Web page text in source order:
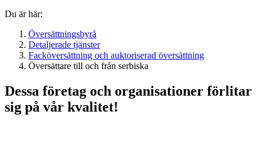
Du är här:
Översättningsbyrå
Detaljerade tjänster
Facköversättning och auktoriserad översättning
Översättare till och från serbiska
Dessa företag och organisationer förlitar
sig på vår kvalitet!